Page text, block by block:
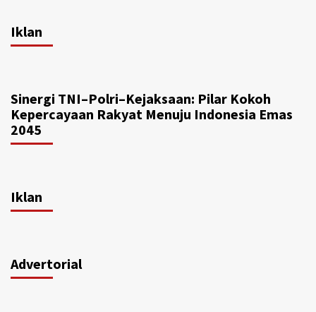
Iklan
Sinergi TNI–Polri–Kejaksaan: Pilar Kokoh
Kepercayaan Rakyat Menuju Indonesia Emas
2045
Iklan
Advertorial